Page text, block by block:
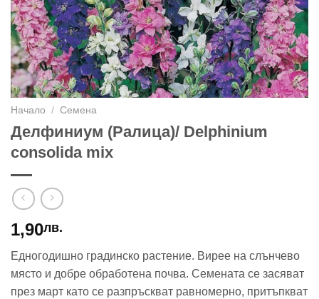
Начало / Семена
Делфиниум (Ралица)/ Delphinium
consolida mix
1,90лв.
Едногодишно градинско растение. Вирее на слънчево
място и добре обработена почва. Семената се засяват
през март като се разпръскват равномерно, притъпкват